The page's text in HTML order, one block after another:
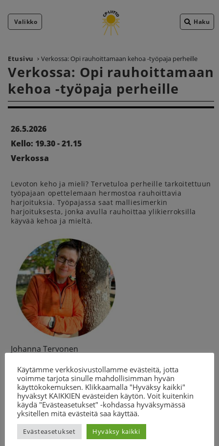
Valikko Haku
Etusivu Verkossa: Opi rauhoittamaan kehoa -työpaja perheille
Verkossa: Opi rauhoittamaan
kehoa -työpaja perheille
26.5.2026
Kello: 19.30 - 21.15
Verkossa
Levoton keho ja mieli? Tervetuloa perheille tarkoitettuun
työpajaan opettelemaan hermostoa rauhoittavia
harjoituksia. Työpajassa saat malliesimerkin
harjoituksesta, jonka avulla rauhoittaa ylikierroksilla
käyvää kehoa ja mieltä.
Johanna Tervonen
mukaan lapsi, jolle voit tehdä harjoituksen tai kumppani/
läheinen, joka tekee harjoituksen sinulle.
Työpajan ohjaa psykofyysinen fysioterapeutti Johanna
Tervonen. Ilmoittautuneet saavat työpajan jälkeen
kirjalliset ohjeet ja nauhoitteen työpajan harjoitteesta.
Ilmoittaudutästä.
Käytämme verkkosivustollamme evästeitä, jotta
voimme tarjota sinulle mahdollisimman hyvän
käyttökokemuksen. Klikkaamalla "Hyväksy kaikki"
hyväksyt KAIKKIEN evästeiden käytön. Voit kuitenkin
käydä "Evästeasetukset" -kohdassa hyväksymässä
yksitellen mitä evästeitä saa käyttää.
Evästeasetukset Hyväksy kaikki